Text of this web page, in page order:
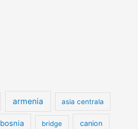
armenia asia centrala
bosnia bridge canion